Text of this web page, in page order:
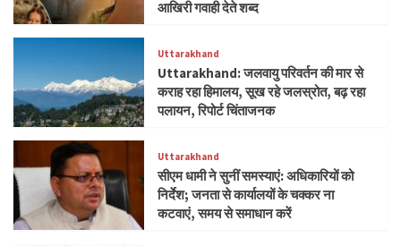
आखिरी गवाही देते शब्द
Uttarakhand
Uttarakhand: जलवायु परिवर्तन की मार से
कराह रहा हिमालय, सूख रहे जलस्रोत, बढ़ रहा
पलायन, रिपोर्ट चिंताजनक
Uttarakhand
सीएम धामी ने सुनीं समस्याएं: अधिकारियों को
निर्देश; जनता से कार्यालयों के चक्कर ना
कटवाएं, समय से समाधान करें